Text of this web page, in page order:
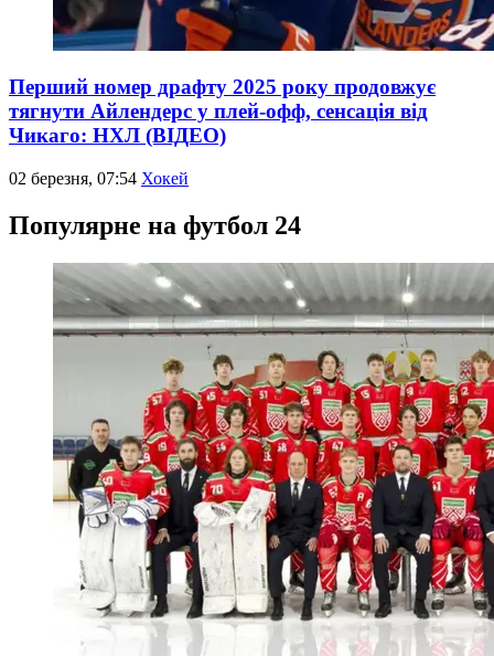
Перший номер драфту 2025 року продовжує
тягнути Айлендерс у плей-офф, сенсація від
Чикаго: НХЛ (ВІДЕО)
02 березня, 07:54 Хокей
Популярне на футбол 24